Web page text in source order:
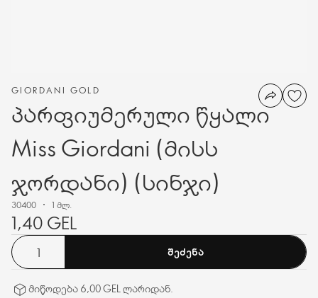
GIORDANI GOLD
პარფიუმერული წყალი
Miss Giordani (მისს
ჯორდანი) (სინჯი)
30400 1 მლ.
1,40 GEL
ᲨᲔᲫᲔᲜᲐ
მიწოდება 6,00 GEL ლარიდან.